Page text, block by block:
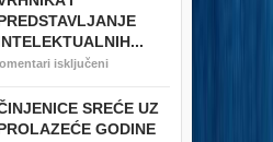
isključeni
SREĆE UZ
GODINE